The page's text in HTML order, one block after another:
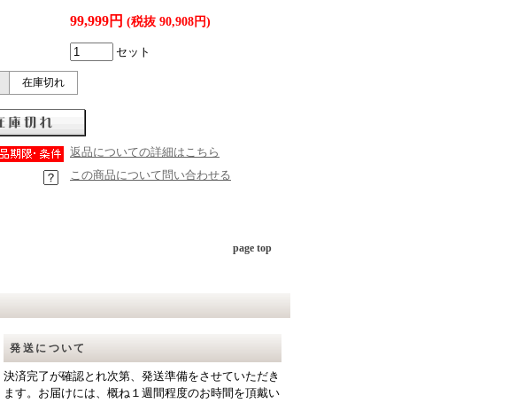
99,999円 (税抜 90,908円)
セット
在庫切れ
返品についての詳細はこちら
この商品について問い合わせる
page top
発送について
決済完了が確認とれ次第、発送準備をさせていただき
ます。お届けには、概ね１週間程度のお時間を頂戴い